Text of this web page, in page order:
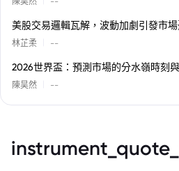
美股交易邏輯瓦解，波動加劇引發市
林芷柔 --
2026世界盃：預測市場的分水嶺時刻
陳昊然 --